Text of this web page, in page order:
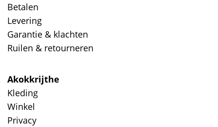
Betalen
Levering
Garantie & klachten
Ruilen & retourneren
Akokkrijthe
Kleding
Winkel
Privacy